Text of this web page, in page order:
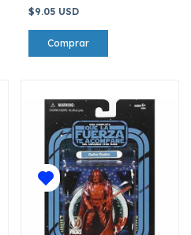
$9.05 USD